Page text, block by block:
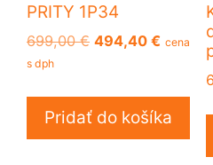
PRITY 1P34
699,00€ Pôvodná
494,40 € cena
s dph
Pridať do košíka